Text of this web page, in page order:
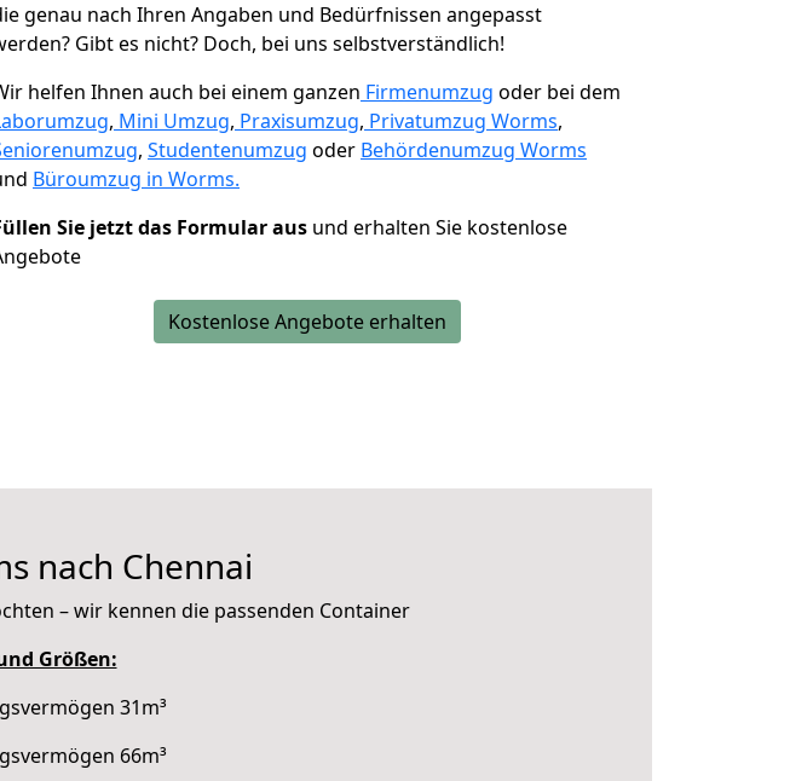
genau nach Ihren Angaben und Bedürfnissen angepasst
Gibt es nicht? Doch, bei uns selbstverständlich!
helfen Ihnen auch bei einem ganzen Firmenumzug oder bei dem
, Mini Umzug, Praxisumzug, Privatumzug Worms,
, Studentenumzug oder Behördenumzug Worms
Büroumzug in Worms.
Sie jetzt das Formular aus und erhalten Sie kostenlose
Kostenlose Angebote erhalten
nach Chennai
– wir kennen die passenden Container
Größen:
31m³
66m³